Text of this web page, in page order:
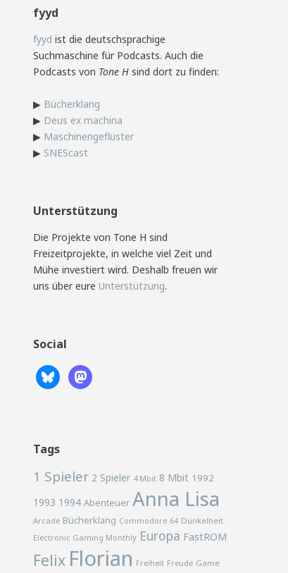
fyyd
fyyd ist die deutschsprachige
Suchmaschine für Podcasts. Auch die
Podcasts von Tone H sind dort zu finden:
▶ Bücherklang
▶ Deus ex machina
▶ Maschinengeflüster
▶ SNEScast
Unterstützung
Die Projekte von Tone H sind
Freizeitprojekte, in welche viel Zeit und
Mühe investiert wird. Deshalb freuen wir
uns über eure Unterstützung.
Social
Tags
1 Spieler 2 Spieler 4 Mbit 8 Mbit 1992
1993 1994 Abenteuer Anna Lisa
Arcade Bücherklang Commodore 64 Dunkelheit
Electronic Gaming Monthly Europa FastROM
Felix Florian Freiheit Freude Game